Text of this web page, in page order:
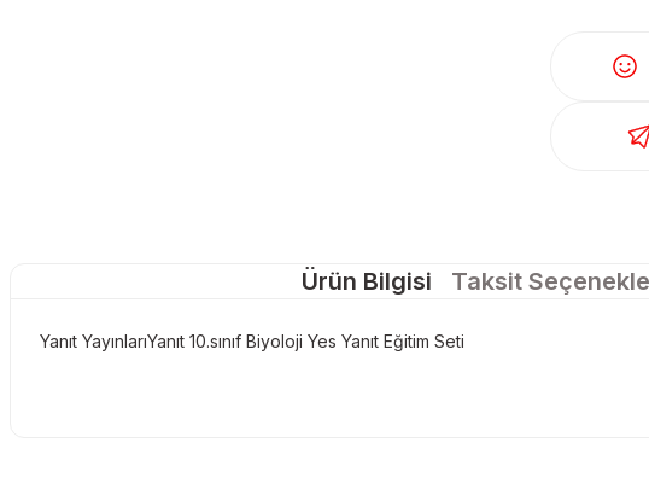
Ürün Bilgisi Taksit
Yanıt YayınlarıYanıt 10.sınıf Biyoloji Yes Yanıt Eğitim Seti